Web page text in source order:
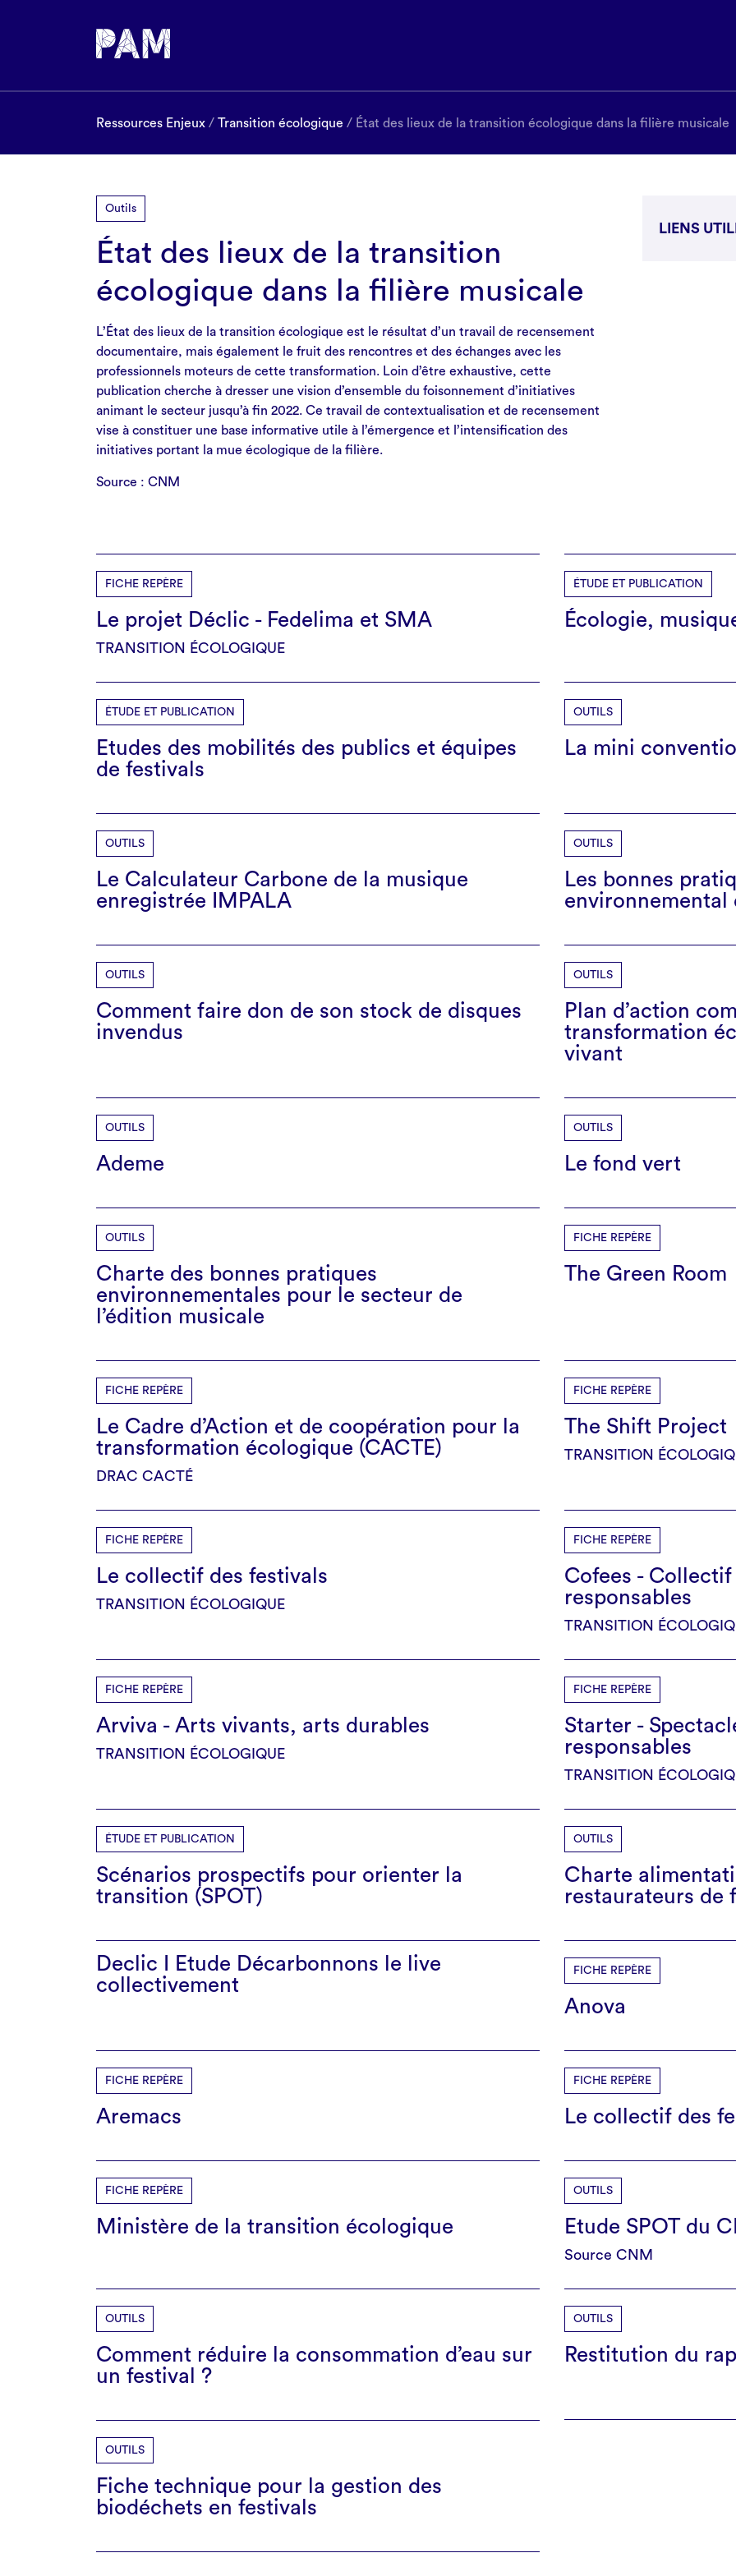
Ressources Enjeux / Transition écologique / État des lieux de la transition écologique dans la filière musicale
Outils
État des lieux de la transition
écologique dans la filière musicale
L’État des lieux de la transition écologique est le résultat d’un travail de recensement
documentaire, mais également le fruit des rencontres et des échanges avec les
professionnels moteurs de cette transformation. Loin d’être exhaustive, cette
publication cherche à dresser une vision d’ensemble du foisonnement d’initiatives
animant le secteur jusqu’à fin 2022. Ce travail de contextualisation et de recensement
vise à constituer une base informative utile à l’émergence et l’intensification des
initiatives portant la mue écologique de la filière.
Source : CNM
LIENS
FICHE REPÈRE
Le projet Déclic - Fedelima et SMA
TRANSITION ÉCOLOGIQUE
ÉTUDE ET PUBLICATION
Écologie,
ÉTUDE ET PUBLICATION
Etudes des mobilités des publics et équipes
de festivals
OUTILS
La mini
OUTILS
Le Calculateur Carbone de la musique
enregistrée IMPALA
OUTILS
Les bonnes
environnemental
OUTILS
Comment faire don de son stock de disques
invendus
OUTILS
Plan d’action
transformation
vivant
OUTILS
Ademe
OUTILS
Le fond vert
OUTILS
Charte des bonnes pratiques
environnementales pour le secteur de
l’édition musicale
FICHE REPÈRE
The Green Room
FICHE REPÈRE
Le Cadre d’Action et de coopération pour la
transformation écologique (CACTE)
DRAC CACTÉ
FICHE REPÈRE
The Shift Project
TRANSITION
FICHE REPÈRE
Le collectif des festivals
TRANSITION ÉCOLOGIQUE
FICHE REPÈRE
Cofees -
responsables
TRANSITION
FICHE REPÈRE
Arviva - Arts vivants, arts durables
TRANSITION ÉCOLOGIQUE
FICHE REPÈRE
Starter -
responsables
TRANSITION
ÉTUDE ET PUBLICATION
Scénarios prospectifs pour orienter la
transition (SPOT)
OUTILS
Charte
restaurateurs de
Declic I Etude Décarbonnons le live
collectivement
FICHE REPÈRE
Anova
FICHE REPÈRE
Aremacs
FICHE REPÈRE
Le collectif des
FICHE REPÈRE
Ministère de la transition écologique
OUTILS
Etude SPOT du
Source CNM
OUTILS
Comment réduire la consommation d’eau sur
un festival ?
OUTILS
Restitution du
OUTILS
Fiche technique pour la gestion des
biodéchets en festivals